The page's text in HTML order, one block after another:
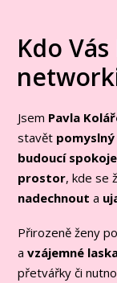
Kdo
Jsem Pavla
stavět
budoucí
prostor, kde se
nadechnout a
Přirozeně ženy
avzájemné
přetvářky či